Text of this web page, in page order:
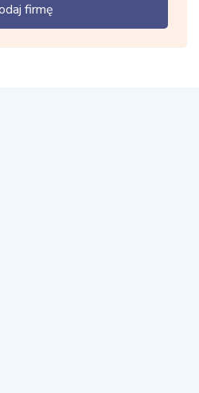
firmę